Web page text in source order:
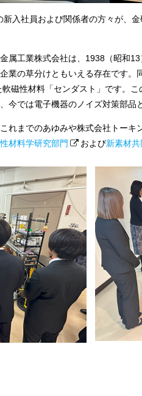
入社員および関係者の方々が、
属工業株式会社は、1938（昭和
業の草分けともいえる存在です
磁性材料「センダスト」です。
今では電子機器のノイズ対策部品
れまでのあゆみや株式会社トーキ
材料学研究部門 および新素材